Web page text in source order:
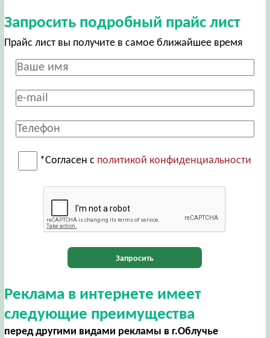
Запросить подробный прайс лист
Прайс лист вы получите в самое ближайшее время
*Согласен с политикой конфиденциальности
Запросить
Реклама в интернете имеет
следующие преимущества
перед другими видами рекламы в г.Облучье